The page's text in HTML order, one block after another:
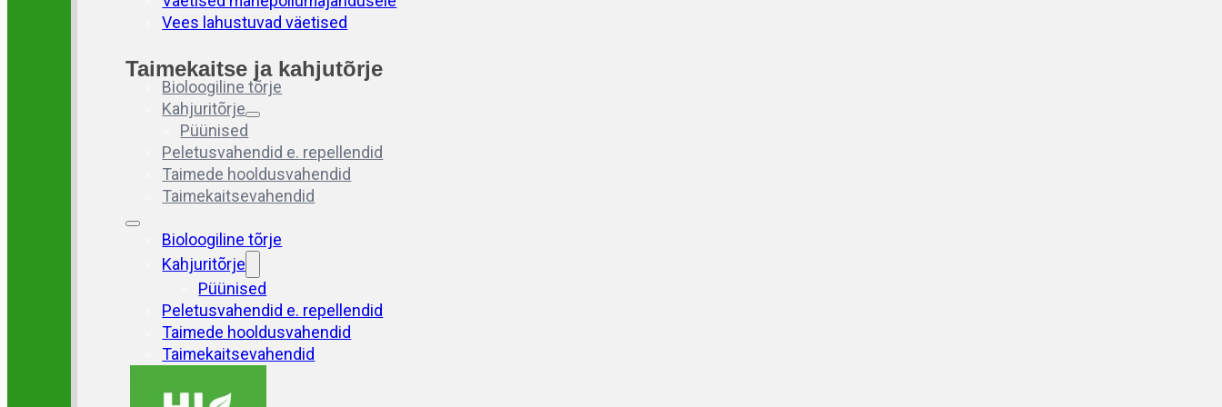
Vees lahustuvad väetised
Taimekaitse ja kahjutõrje
Bioloogiline tõrje
Kahjuritõrje
Püünised
Peletusvahendid e. repellendid
Taimede hooldusvahendid
Taimekaitsevahendid
Bioloogiline tõrje
Kahjuritõrje
Püünised
Peletusvahendid e. repellendid
Taimede hooldusvahendid
Taimekaitsevahendid